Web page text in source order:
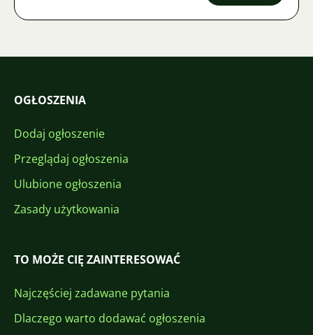
OGŁOSZENIA
Dodaj ogłoszenie
Przeglądaj ogłoszenia
Ulubione ogłoszenia
Zasady użytkowania
TO MOŻE CIĘ ZAINTERESOWAĆ
Najczęściej zadawane pytania
Dlaczego warto dodawać ogłoszenia